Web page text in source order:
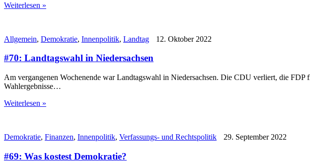
Weiterlesen »
Allgemein, Demokratie, Innenpolitik, Landtag 12. Oktober 2022
#70: Landtagswahl in Niedersachsen
Am vergangenen Wochenende war Landtagswahl in Niedersachsen. Die CDU verliert, die
Wahlergebnisse…
Weiterlesen »
Demokratie, Finanzen, Innenpolitik, Verfassungs- und Rechtspolitik 29. September 2022
#69: Was kostest Demokratie?